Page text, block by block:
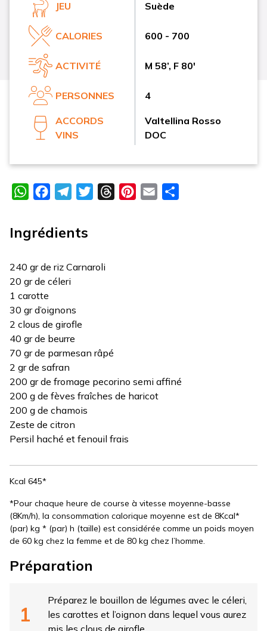
JEU Suède
CALORIES 600 - 700
ACTIVITÉ M 58’, F 80'
PERSONNES 4
ACCORDS
VINS
Valtellina Rosso
DOC
WhatsAppFacebookTelegramTwitterThreadsPinterest
Email
Ingrédients
240 gr de riz Carnaroli
20 gr de céleri
1 carotte
30 gr d’oignons
2 clous de girofle
40 gr de beurre
70 gr de parmesan râpé
2 gr de safran
200 gr de fromage pecorino semi affiné
200 g de fèves fraîches de haricot
200 g de chamois
Zeste de citron
Persil haché et fenouil frais
Kcal 645*
*Pour chaque heure de course à vitesse moyenne-basse
(8Km/h), la consommation calorique moyenne est de 8Kcal*
(par) kg * (par) h (taille) est considérée comme un poids moyen
de 60 kg chez la femme et de 80 kg chez l’homme.
Préparation
Préparez le bouillon de légumes avec le céleri,
les carottes et l’oignon dans lequel vous aurez